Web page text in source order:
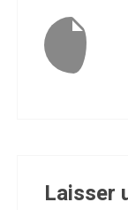
Laisser